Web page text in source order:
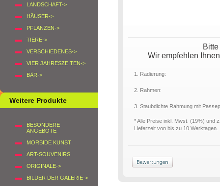
LANDSCHAFT->
HÄUSER->
PFLANZEN->
TIERE->
VERSCHIEDENES->
VIER JAHRESZEITEN->
BÄR->
Weitere Produkte
BESONDERE
ANGEBOTE
MORBIDE KUNST
ART-SOUVENIRS
ORIGINALE->
BILDER DER GALERIE->
Wir empfehlen
1. Radierung:
2. Rahmen:
3. Staubdichte Rahmung mit
* Alle Preise inkl. Mwst. (19%) und
Lieferzeit von bis zu 10 Werktagen.